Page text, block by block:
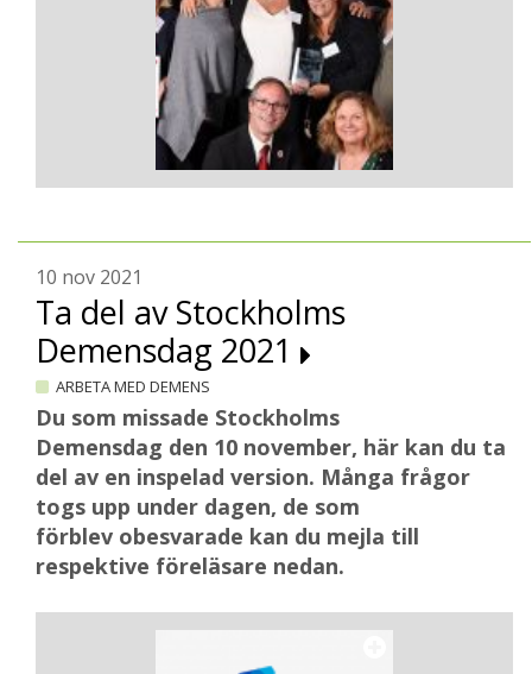
10 nov 2021
Ta del av Stockholms
Demensdag 2021
ARBETA MED DEMENS
Du som missade Stockholms
Demensdag den 10 november, här kan du ta
del av en inspelad version. Många frågor
togs upp under dagen, de som
förblev obesvarade kan du mejla till
respektive föreläsare nedan.